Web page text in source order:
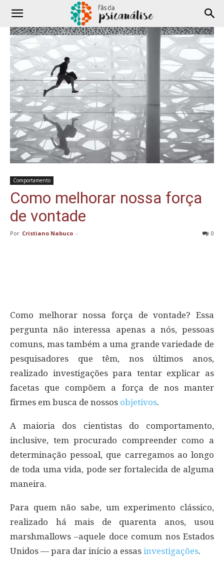
Comportamento
Como melhorar nossa força
de vontade
Por Cristiano Nabuco - 0
Como melhorar nossa força de vontade? Essa
pergunta não interessa apenas a nós, pessoas
comuns, mas também a uma grande variedade de
pesquisadores que têm, nos últimos anos,
realizado investigações para tentar explicar as
facetas que compõem a força de nos manter
firmes em busca de nossos objetivos.
A maioria dos cientistas do comportamento,
inclusive, tem procurado compreender como a
determinação pessoal, que carregamos ao longo
de toda uma vida, pode ser fortalecida de alguma
maneira.
Para quem não sabe, um experimento clássico,
realizado há mais de quarenta anos, usou
marshmallows –aquele doce comum nos Estados
Unidos — para dar início a essas investigações.